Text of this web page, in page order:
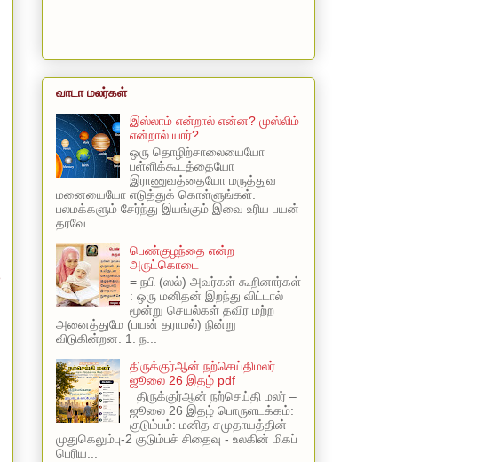
வாடா மலர்கள்
இஸ்லாம் என்றால் என்ன? முஸ்லிம்
என்றால் யார்?
ஒரு தொழிற்சாலையையோ
பள்ளிக்கூடத்தையோ
இராணுவத்தையோ மருத்துவ
மனையையோ எடுத்துக் கொள்ளுங்கள்.
பலமக்களும் சேர்ந்து இயங்கும் இவை உரிய பயன்
தரவே...
பெண்குழந்தை என்ற
அருட்கொடை
= நபி (ஸல்) அவர்கள் கூறினார்கள்
: ஒரு மனிதன் இறந்து விட்டால்
மூன்று செயல்கள் தவிர மற்ற
அனைத்துமே (பயன் தராமல்) நின்று
விடுகின்றன. 1. ந...
திருக்குர்ஆன் நற்செய்திமலர்
ஜூலை 26 இதழ் pdf
திருக்குர்ஆன் நற்செய்தி மலர் –
ஜூலை 26 இதழ் பொருளடக்கம்:
குடும்பம்: மனித சமுதாயத்தின்
முதுகெலும்பு-2 குடும்பச் சிதைவு - உலகின் மிகப்
பெரிய...